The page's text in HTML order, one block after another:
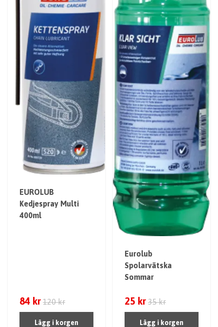
EUROLUB
Kedjespray Multi
400ml
84 kr 120 kr
Lägg i korgen
Eurolub
Spolarvätska
Sommar
25 kr 35 kr
Lägg i korgen